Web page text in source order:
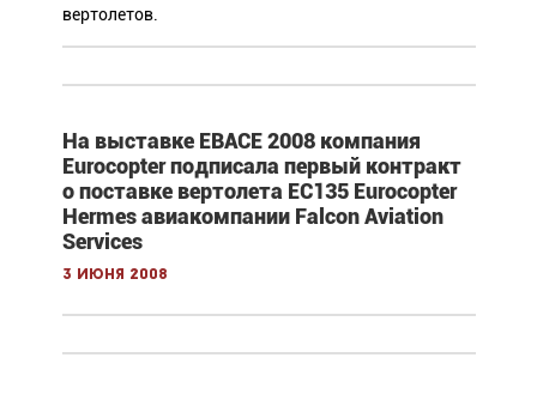
вертолетов.
На выставке EBACE 2008 компания
Eurocopter подписала первый контракт
о поставке вертолета EC135 Eurocopter
Hermes авиакомпании Falcon Aviation
Services
3 июня 2008